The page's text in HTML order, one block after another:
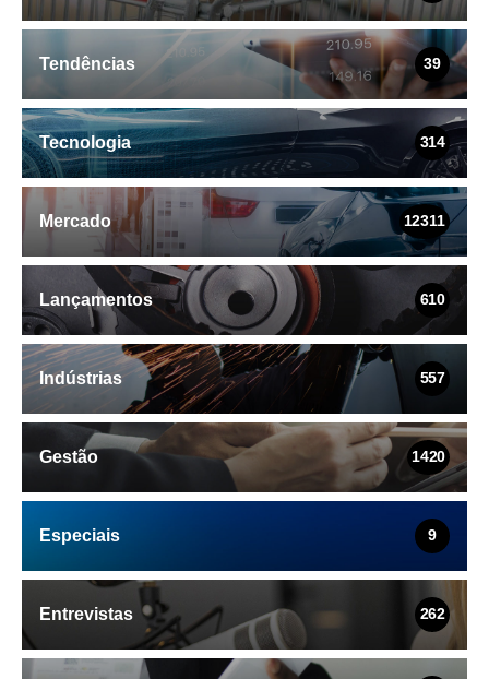
Tendências 39
Tecnologia 314
Mercado 12311
Lançamentos 610
Indústrias 557
Gestão 1420
Especiais 9
Entrevistas 262